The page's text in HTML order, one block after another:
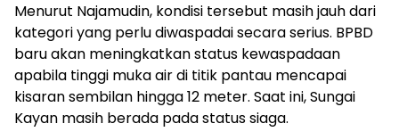
Menurut Najamudin, kondisi tersebut masih jauh dari
kategori yang perlu diwaspadai secara serius. BPBD
baru akan meningkatkan status kewaspadaan
apabila tinggi muka air di titik pantau mencapai
kisaran sembilan hingga 12 meter. Saat ini, Sungai
Kayan masih berada pada status siaga.